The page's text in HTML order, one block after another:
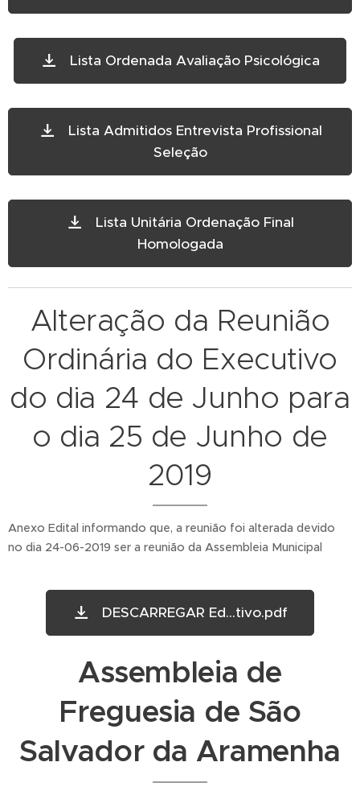
Lista Ordenada Avaliação Psicológica
Lista Admitidos Entrevista Profissional
Seleção
Lista Unitária Ordenação Final
Homologada
Alteração da Reunião
Ordinária do Executivo
do dia 24 de Junho para
o dia 25 de Junho de
2019
Anexo Edital informando que, a reunião foi alterada devido
no dia 24-06-2019 ser a reunião da Assembleia Municipal
DESCARREGAR Ed...tivo.pdf
Assembleia de
Freguesia de São
Salvador da Aramenha